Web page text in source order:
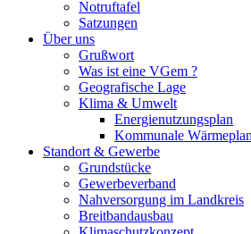
Notruftafel
Satzungen
Über uns
Grußwort
Was ist eine VGem ?
Geografische Lage
Klima & Umwelt
Energienutzungsplan
Kommunale
Standort & Gewerbe
Grundstücke
Gewerbeverband
Nahversorgung im Landkreis
Breitbandausbau